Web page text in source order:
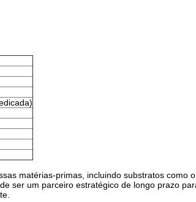
matérias-primas, incluindo substratos como
ser um parceiro estratégico de longo prazo